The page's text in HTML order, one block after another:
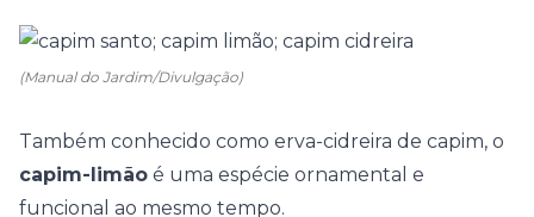
(Manual do Jardim/Divulgação)
Também conhecido como erva-cidreira de capim, o
capim-limão é uma espécie ornamental e
funcional ao mesmo tempo.